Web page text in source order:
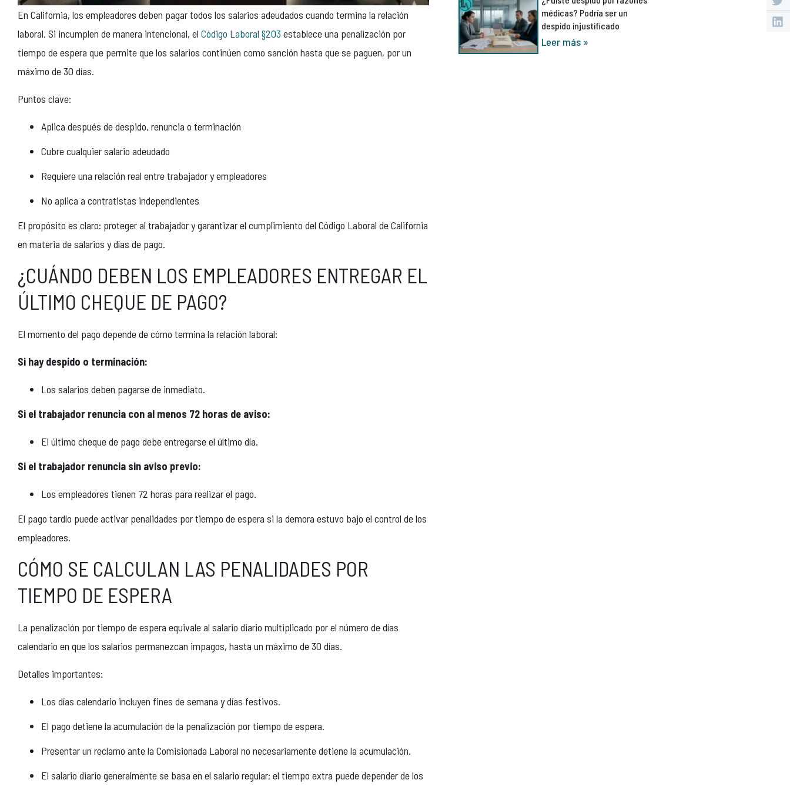
En California, los empleadores deben pagar todos los salarios adeudados cuando termina la relación
laboral. Si incumplen de manera intencional, el Código Laboral §203 establece una penalización por
tiempo de espera que permite que los salarios continúen como sanción hasta que se paguen, por un
máximo de 30 días.
Puntos clave:
Aplica después de despido, renuncia o terminación
Cubre cualquier salario adeudado
Requiere una relación real entre trabajador y empleadores
No aplica a contratistas independientes
El propósito es claro: proteger al trabajador y garantizar el cumplimiento del Código Laboral de California
en materia de salarios y días de pago.
¿CUÁNDO DEBEN LOS EMPLEADORES ENTREGAR EL
ÚLTIMO CHEQUE DE PAGO?
El momento del pago depende de cómo termina la relación laboral:
Si hay despido o terminación:
Los salarios deben pagarse de inmediato.
Si el trabajador renuncia con al menos 72 horas de aviso:
El último cheque de pago debe entregarse el último día.
Si el trabajador renuncia sin aviso previo:
Los empleadores tienen 72 horas para realizar el pago.
El pago tardío puede activar penalidades por tiempo de espera si la demora estuvo bajo el control de los
empleadores.
CÓMO SE CALCULAN LAS PENALIDADES POR
TIEMPO DE ESPERA
La penalización por tiempo de espera equivale al salario diario multiplicado por el número de días
calendario en que los salarios permanezcan impagos, hasta un máximo de 30 días.
Detalles importantes:
Los días calendario incluyen fines de semana y días festivos.
El pago detiene la acumulación de la penalización por tiempo de espera.
Presentar un reclamo ante la Comisionada Laboral no necesariamente detiene la acumulación.
El salario diario generalmente se basa en el salario regular; el tiempo extra puede depender de los
médicas? Podría ser un
despido injustificado
Leer más »